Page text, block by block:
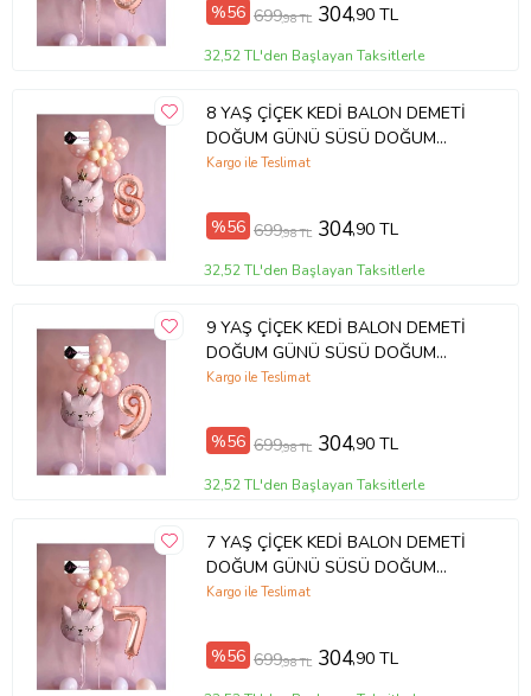
%56 699,98 TL 304,90 TL
32,52 TL'den Başlayan Taksitlerle
8 YAŞ ÇİÇEK KEDİ BALON DEMETİ
DOĞUM GÜNÜ SÜSÜ DOĞUM
GÜNÜ PARTİ SETİ
Kargo ile Teslimat
%56 699,98 TL 304,90 TL
32,52 TL'den Başlayan Taksitlerle
9 YAŞ ÇİÇEK KEDİ BALON DEMETİ
DOĞUM GÜNÜ SÜSÜ DOĞUM
GÜNÜ PARTİ SETİ
Kargo ile Teslimat
%56 699,98 TL 304,90 TL
32,52 TL'den Başlayan Taksitlerle
7 YAŞ ÇİÇEK KEDİ BALON DEMETİ
DOĞUM GÜNÜ SÜSÜ DOĞUM
GÜNÜ PARTİ SETİ
Kargo ile Teslimat
%56 699,98 TL 304,90 TL